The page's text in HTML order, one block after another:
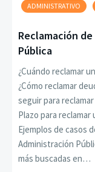
ADMINISTRATIVO
Reclamación
Pública
¿Cuándo reclamar
¿Cómo reclamar
seguir para
Plazo para reclamar
Ejemplos de casos
Administración
más buscadas en…